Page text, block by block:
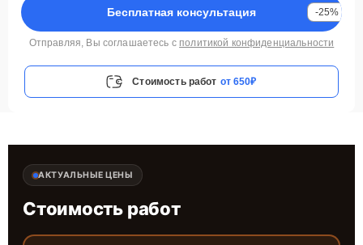
Бесплатная консультация -25%
Отправляя, Вы соглашаетесь с политикой конфиденциальности
Стоимость работ от 650₽
АКТУАЛЬНЫЕ ЦЕНЫ
Стоимость работ